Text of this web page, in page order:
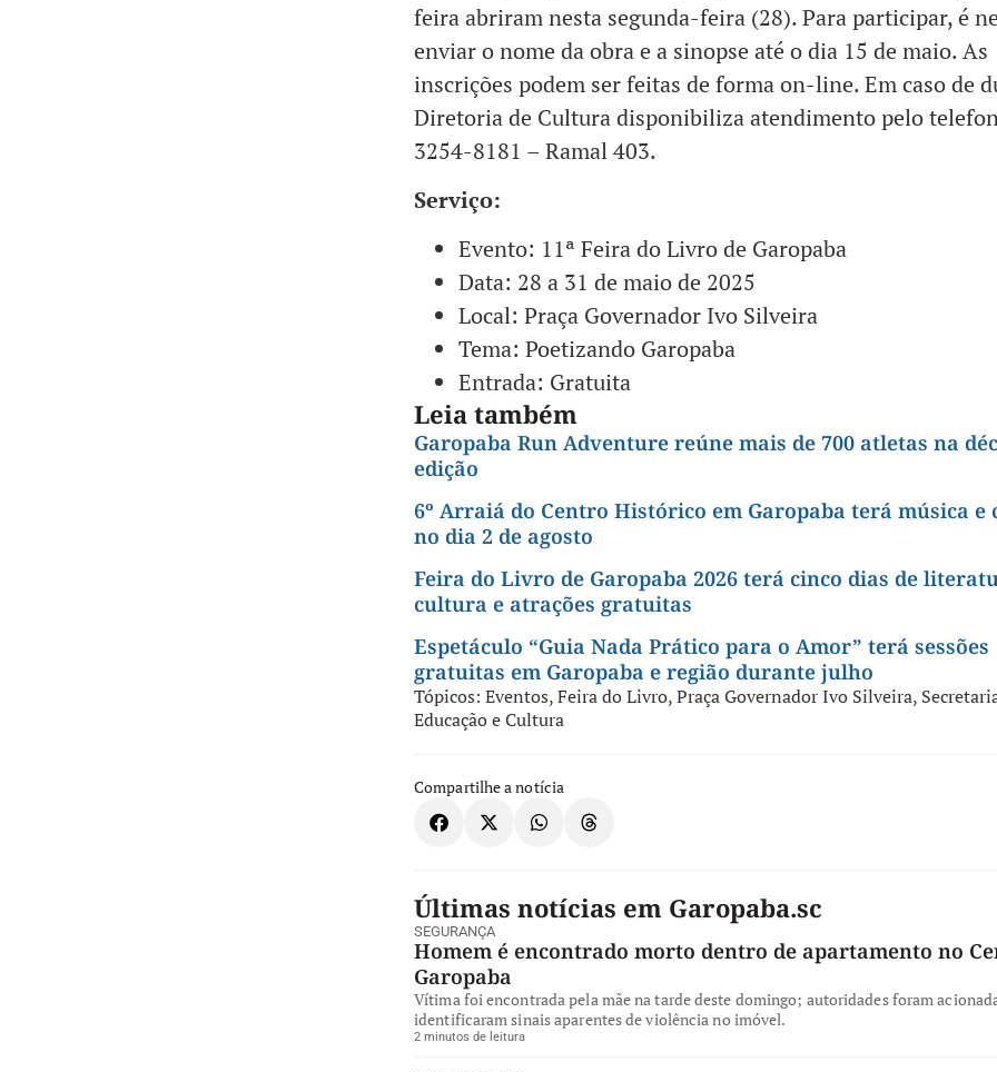
feira abriram nesta segunda-feira (28). Para participar, é
enviar o nome da obra e a sinopse até o dia 15 de maio. As
inscrições podem ser feitas de forma on-line. Em caso de
Diretoria de Cultura disponibiliza atendimento pelo
3254-8181 – Ramal 403.
Serviço:
Evento: 11ª Feira do Livro de Garopaba
Data: 28 a 31 de maio de 2025
Local: Praça Governador Ivo Silveira
Tema: Poetizando Garopaba
Entrada: Gratuita
Leia também
Garopaba Run Adventure reúne mais de 700 atletas na
edição
6º Arraiá do Centro Histórico em Garopaba terá música e
no dia 2 de agosto
Feira do Livro de Garopaba 2026 terá cinco dias de
cultura e atrações gratuitas
Espetáculo “Guia Nada Prático para o Amor” terá sessões
gratuitas em Garopaba e região durante julho
Tópicos: Eventos,Feira do Livro,Praça Governador Ivo Silveira,
Educação e Cultura
Compartilhe a notícia
Últimas notícias em Garopaba.sc
SEGURANÇA
Homem é encontrado morto dentro de apartamento no
Garopaba
Vítima foi encontrada pela mãe na tarde deste domingo; autoridades foram
identificaram sinais aparentes de violência no imóvel.
2 minutos de leitura